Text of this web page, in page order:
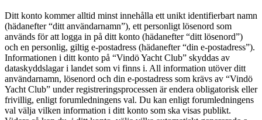
Ditt konto kommer alltid minst innehålla ett unikt identifierbart namn
(hädanefter “ditt användarnamn”), ett personligt lösenord som
används för att logga in på ditt konto (hädanefter “ditt lösenord”)
och en personlig, giltig e-postadress (hädanefter “din e-postadress”).
Informationen i ditt konto på “Vindö Yacht Club” skyddas av
dataskyddslagar i landet som vi finns i. All information utöver ditt
användarnamn, lösenord och din e-postadress som krävs av “Vindö
Yacht Club” under registreringsprocessen är endera obligatorisk eller
frivillig, enligt forumledningens val. Du kan enligt forumledningens
val välja vilken information i ditt konto som ska visas publikt.